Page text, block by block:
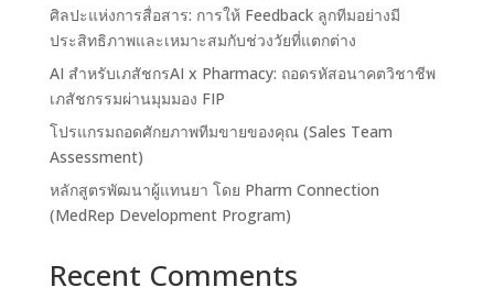
ศิลปะแห่งการสื่อสาร: การให้ Feedback ลูกทีมอย่างมี
ประสิทธิภาพและเหมาะสมกับช่วงวัยที่แตกต่าง
AI สำหรับเภสัชกรAI x Pharmacy: ถอดรหัสอนาคตวิชาชีพ
เภสัชกรรมผ่านมุมมอง FIP
โปรแกรมถอดศักยภาพทีมขายของคุณ (Sales Team
Assessment)
หลักสูตรพัฒนาผู้แทนยา โดย Pharm Connection
(MedRep Development Program)
Recent Comments